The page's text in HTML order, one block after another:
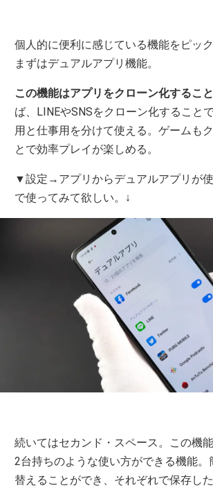
個人的に便利に感じている機能をピッ
まずはデュアルアプリ機能。
この機能はアプリをクローン化するこ
ば、LINEやSNSをクローン化すること
用と仕事用を分けて使える。ゲームも
とで効率プレイが楽しめる。
▼設定→アプリからデュアルアプリが
で使ってみて欲しい。↓
続いてはセカンド・スペース。この機
2台持ちのような使い方ができる機能。
替えることができ、それぞれで保存し